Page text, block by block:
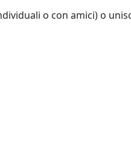
o con amici) o